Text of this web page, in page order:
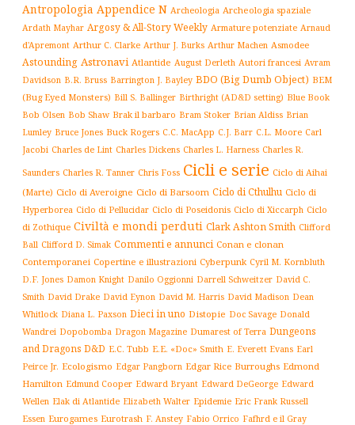
Antropologia Appendice N Archeologia Archeologia spaziale
Ardath Mayhar Argosy & All-Story Weekly Armature potenziate Arnaud
d'Apremont Arthur C. Clarke Arthur J. Burks Arthur Machen Asmodee
Astounding Astronavi Atlantide August Derleth Autori francesi Avram
Davidson B.R. Bruss Barrington J. Bayley BDO (Big Dumb Object) BEM
(Bug Eyed Monsters) Bill S. Ballinger Birthright (AD&D setting) Blue Book
Bob Olsen Bob Shaw Brak il barbaro Bram Stoker Brian Aldiss Brian
Lumley Bruce Jones Buck Rogers C.C. MacApp C.J. Barr C.L. Moore Carl
Jacobi Charles de Lint Charles Dickens Charles L. Harness Charles R.
Saunders Charles R. Tanner Chris Foss Cicli e serie Ciclo di Aihai
(Marte) Ciclo di Averoigne Ciclo di Barsoom Ciclo di Cthulhu Ciclo di
Hyperborea Ciclo di Pellucidar Ciclo di Poseidonis Ciclo di Xiccarph Ciclo
di Zothique Civiltà e mondi perduti Clark Ashton Smith Clifford
Ball Clifford D. Simak Commenti e annunci Conan e clonan
Contemporanei Copertine e illustrazioni Cyberpunk Cyril M. Kornbluth
D.F. Jones Damon Knight Danilo Oggionni Darrell Schweitzer David C.
Smith David Drake David Eynon David M. Harris David Madison Dean
Whitlock Diana L. Paxson Dieci in uno Distopie Doc Savage Donald
Wandrei Dopobomba Dragon Magazine Dumarest of Terra Dungeons
and Dragons D&D E.C. Tubb E.E. «Doc» Smith E. Everett Evans Earl
Peirce Jr. Ecologismo Edgar Pangborn Edgar Rice Burroughs Edmond
Hamilton Edmund Cooper Edward Bryant Edward DeGeorge Edward
Wellen Elak di Atlantide Elizabeth Walter Epidemie Eric Frank Russell
Essen Eurogames Eurotrash F. Anstey Fabio Orrico Fafhrd e il Gray